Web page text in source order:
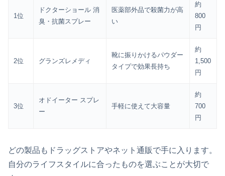
1位
ドクターショール 消
臭・抗菌スプレー
医薬部外品で殺菌力が高
い
約
800
円
2位 グランズレメディ
靴に振りかけるパウダー
タイプで効果長持ち
約
1,500
円
3位
オドイーター スプレ
ー
手軽に使えて大容量
約
700
円
どの製品もドラッグストアやネット通販で手に入ります。
自分のライフスタイルに合ったものを選ぶことが大切で